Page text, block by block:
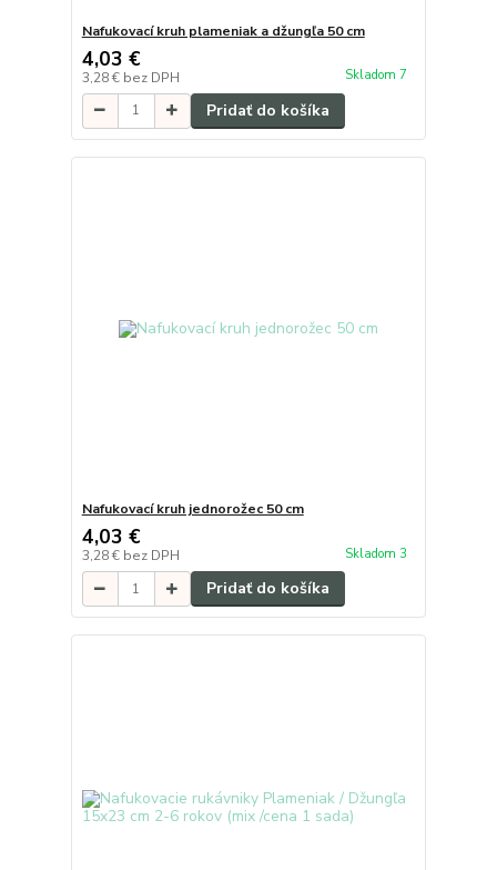
Nafukovací kruh plameniak a džungľa 50 cm
4,03 €
3,28 € bez DPH Skladom 7
Pridať do košíka
Nafukovací kruh jednorožec 50 cm
4,03 €
3,28 € bez DPH Skladom 3
Pridať do košíka